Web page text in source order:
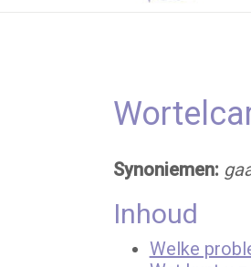
Synoniemen:
Inhoud
Welke